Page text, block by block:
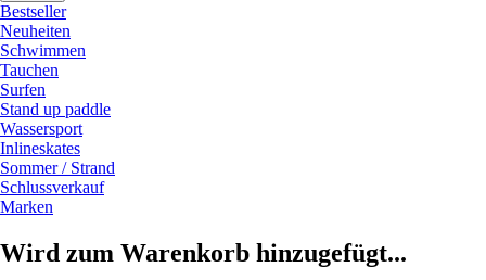
Bestseller
Neuheiten
Schwimmen
Tauchen
Surfen
Stand up paddle
Wassersport
Inlineskates
Sommer / Strand
Schlussverkauf
Marken
Wird zum Warenkorb hinzugefügt...